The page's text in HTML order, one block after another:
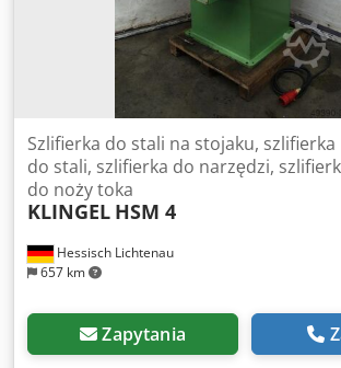
Hessisch Lichtenau
657 km
Szlifierka do stali na stojaku, szlifierka
do stali, szlifierka do narzędzi,
do noży toka
KLINGEL HSM 4
Zapytania